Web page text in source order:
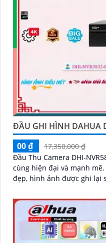
ĐẦU GHI HÌNH DAHUA
00 ₫
17,350,000 ₫
Đầu Thu Camera DHI-
cùng hiện đại và mạnh mẽ. Với khả năng siêu sáng và
đẹp, hình ảnh được ghi lại